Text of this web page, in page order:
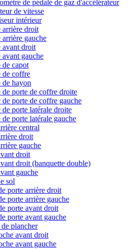
de pédale de gaz d'accélérateur
de vitesse
intérieur
arrière droit
arrière gauche
avant droit
avant gauche
de capot
de coffre
de hayon
de porte de coffre droite
de porte de coffre gauche
de porte latérale droite
de porte latérale gauche
central
droit
gauche
droit
droit (banquette double)
gauche
sol
porte arrière droit
porte arrière gauche
porte avant droit
porte avant gauche
plancher
avant droit
avant gauche